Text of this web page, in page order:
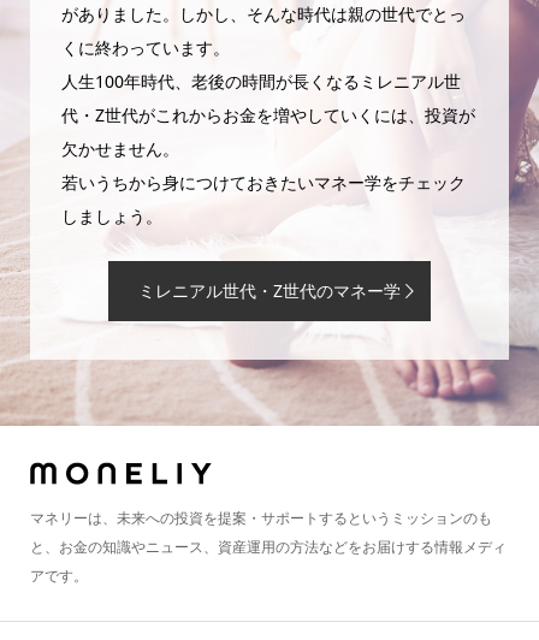
がありました。しかし、そんな時代は親の世代でとっ
くに終わっています。
人生100年時代、老後の時間が長くなるミレニアル世
代・Z世代がこれからお金を増やしていくには、投資が
欠かせません。
若いうちから身につけておきたいマネー学をチェック
しましょう。
ミレニアル世代・Z世代のマネー学
マネリーは、未来への投資を提案・サポートするというミッションのも
と、お金の知識やニュース、資産運用の方法などをお届けする情報メディ
アです。